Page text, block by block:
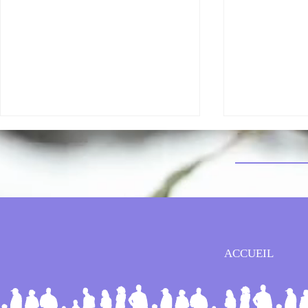
Circulation
ACCUEIL